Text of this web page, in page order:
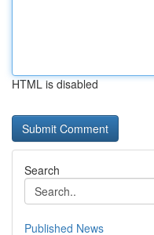
HTML is disabled
Search
Published News